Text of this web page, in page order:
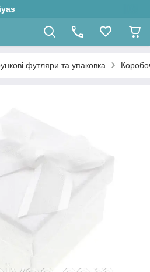
футляри та упаковка